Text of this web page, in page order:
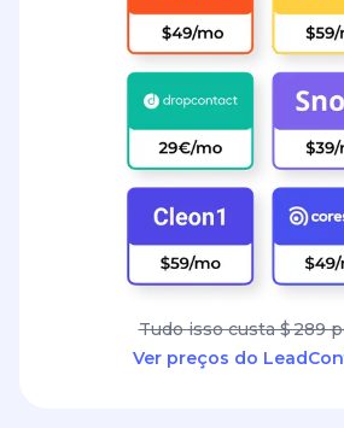
Tudo isso custa $ 289
Ver preços do